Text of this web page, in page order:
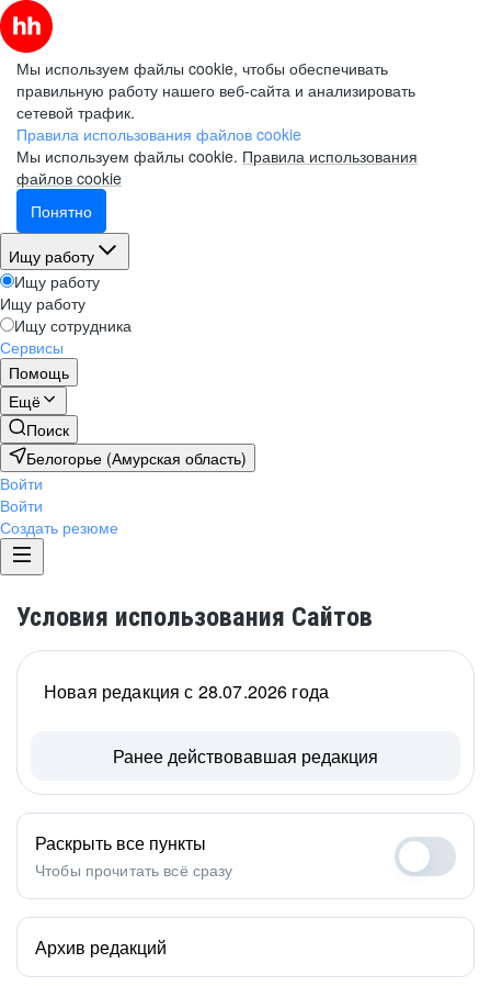
Мы используем файлы cookie, чтобы обеспечивать
правильную работу нашего веб-сайта и анализировать
сетевой трафик.
Правила использования файлов cookie
Мы используем файлы cookie. Правила использования
файлов cookie
Понятно
Ищу работу
Ищу работу
Ищу работу
Ищу сотрудника
Сервисы
Помощь
Ещё
Поиск
Белогорье (Амурская область)
Войти
Войти
Создать резюме
Условия использования Сайтов
Новая редакция с 28.07.2026 года
Ранее действовавшая редакция
Раскрыть все пункты
Чтобы прочитать всё сразу
Архив редакций